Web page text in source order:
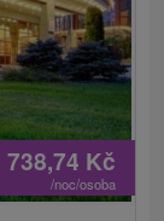
738,74 Kč
/noc/osoba